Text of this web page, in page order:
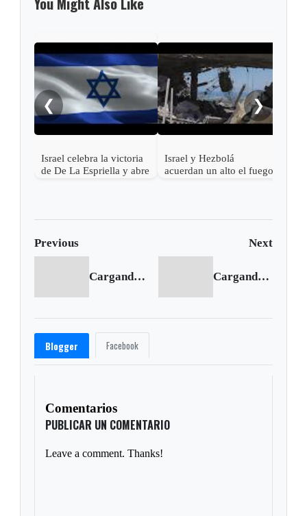
❮
Israel celebra la victoria
de De La Espriella y abre
Israel y Hezbolá
acuerdan un alto el fuego
❯
Previous Next
Cargando anterior... Cargando siguiente...
Blogger Facebook
Comentarios
PUBLICAR UN COMENTARIO
Leave a comment. Thanks!